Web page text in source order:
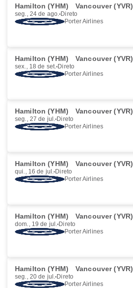
Hamilton (YHM) Vancouver (YVR)
seg., 24 de ago. Direto
Porter Airlines
Hamilton (YHM) Vancouver (YVR)
sex., 18 de set. Direto
Porter Airlines
Hamilton (YHM) Vancouver (YVR)
seg., 27 de jul. Direto
Porter Airlines
Hamilton (YHM) Vancouver (YVR)
qui., 16 de jul. Direto
Porter Airlines
Hamilton (YHM) Vancouver (YVR)
dom., 19 de jul. Direto
Porter Airlines
Hamilton (YHM) Vancouver (YVR)
seg., 20 de jul. Direto
Porter Airlines